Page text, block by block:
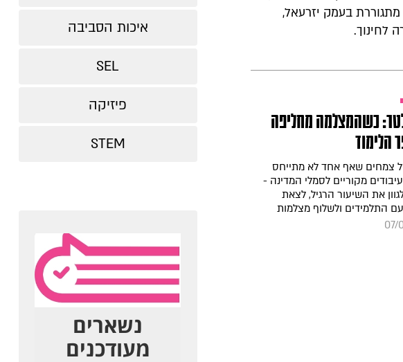
בעמק יזרעאל,
לחינוך.
כשהמצלמה מחליפה
הלימוד
צמחים שאף אחד לא מתייחס
מקוריים לסמלי המדינה -
את השיעור הרגיל, לצאת
התלמידים ולשלוף מצלמות
07/
איכות הסביבה
SEL
פיזיקה
STEM